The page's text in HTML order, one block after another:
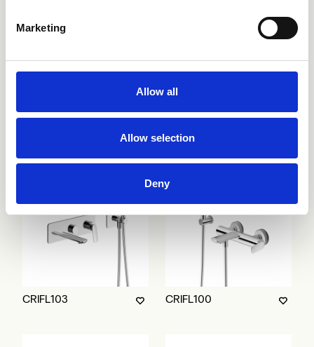
Marketing
Allow all
Allow selection
Deny
CRIFL103 CRIFL100